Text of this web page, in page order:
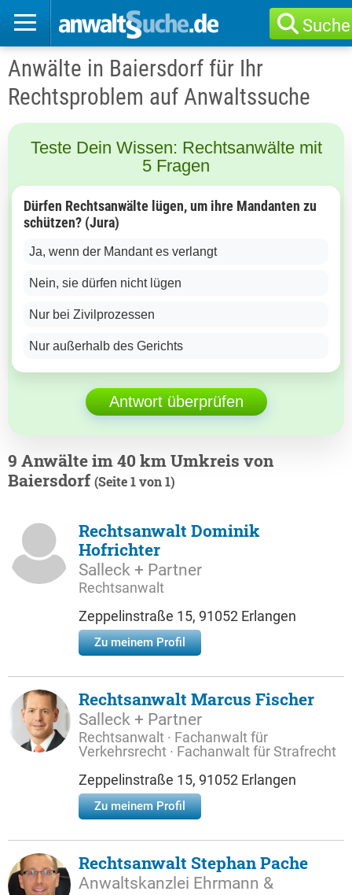
Suche
Anwälte in Baiersdorf für Ihr
Rechtsproblem auf Anwaltssuche
Teste Dein Wissen: Rechtsanwälte mit
5 Fragen
Dürfen Rechtsanwälte lügen, um ihre Mandanten zu
schützen? (Jura)
Ja, wenn der Mandant es verlangt
Nein, sie dürfen nicht lügen
Nur bei Zivilprozessen
Nur außerhalb des Gerichts
Antwort überprüfen
9 Anwälte im 40 km Umkreis von
Baiersdorf(Seite 1 von 1)
Rechtsanwalt Dominik
Hofrichter
Salleck + Partner
Rechtsanwalt
Zeppelinstraße 15, 91052 Erlangen
Zu meinem Profil
Rechtsanwalt Marcus Fischer
Salleck + Partner
Rechtsanwalt · Fachanwalt für
Verkehrsrecht · Fachanwalt für Strafrecht
Zeppelinstraße 15, 91052 Erlangen
Zu meinem Profil
Rechtsanwalt Stephan Pache
Anwaltskanzlei Ehrmann &